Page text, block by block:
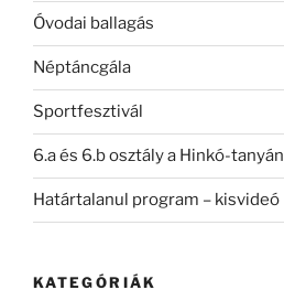
Óvodai ballagás
Néptáncgála
Sportfesztivál
6.a és 6.b osztály a Hinkó-tanyán
Határtalanul program – kisvideó
KATEGÓRIÁK